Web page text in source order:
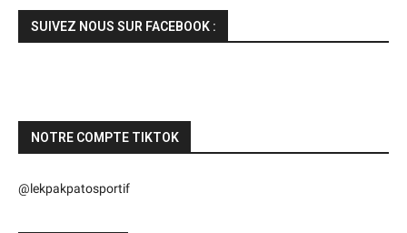
SUIVEZ NOUS SUR FACEBOOK :
NOTRE COMPTE TIKTOK
@lekpakpatosportif